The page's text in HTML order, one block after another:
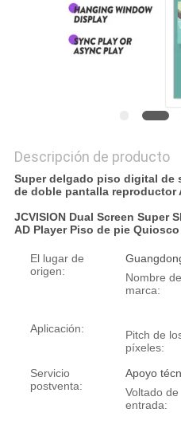
POLÍTICA
PRIVACIDAD
Descripción de producto
Super delgado piso digital de
de doble pantalla reproductor
JCVISION Dual Screen Super
AD Player Piso de pie
El lugar de
origen:
Nombre
marca:
Aplicación:
Pitch de
píxeles:
Servicio
postventa:
Voltado de
entrada: